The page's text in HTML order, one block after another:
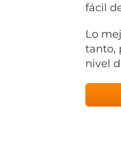
fácil
Lo
tanto,
nivel